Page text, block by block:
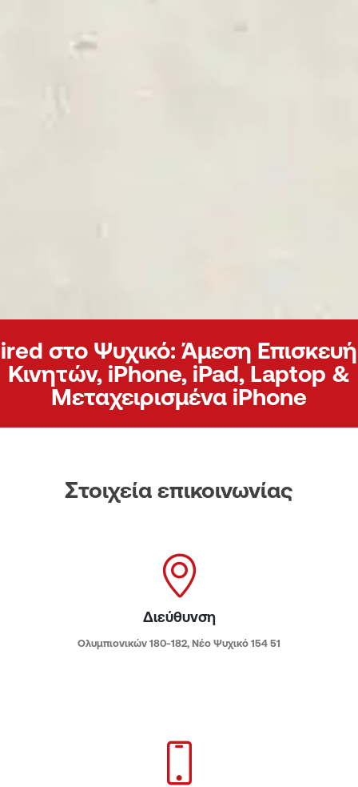
ired στο Ψυχικό: Άμεση Επισκευή
Κινητών, iPhone, iPad, Laptop &
Μεταχειρισμένα iPhone
Στοιχεία επικοινωνίας
Διεύθυνση
Ολυμπιονικών 180-182, Νέο Ψυχικό 154 51​